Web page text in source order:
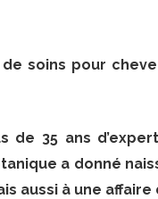
soins pour
de 35 ans
a donné
aussi à une